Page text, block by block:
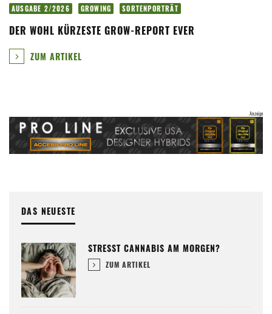
AUSGABE 2/2026 GROWING SORTENPORTRÄT
DER WOHL KÜRZESTE GROW-REPORT EVER
ZUM ARTIKEL
DAS NEUESTE
STRESST CANNABIS AM MORGEN?
ZUM ARTIKEL